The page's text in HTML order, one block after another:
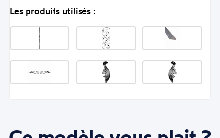
Les produits utilisés :